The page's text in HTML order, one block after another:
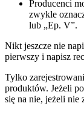
Producenci
zwykle
lub „Ep. V”.
Nikt jeszcze nie
pierwszy i napisz
Tylko
produktów. Jeżeli
się na nie, jeżeli nie